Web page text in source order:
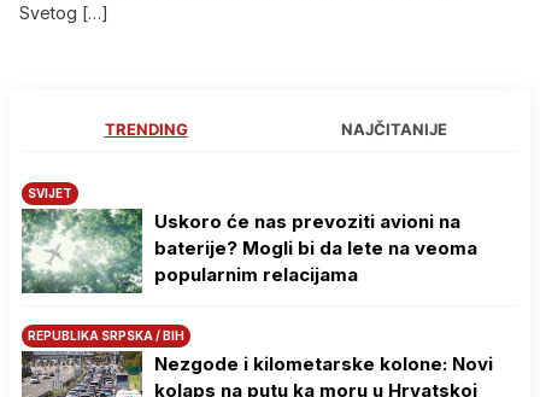
Svetog […]
TRENDING NAJČITANIJE
SVIJET
Uskoro će nas prevoziti avioni na
baterije? Mogli bi da lete na veoma
popularnim relacijama
REPUBLIKA SRPSKA / BIH
Nezgode i kilometarske kolone: Novi
kolaps na putu ka moru u Hrvatskoj